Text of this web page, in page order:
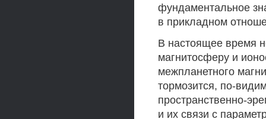
фундаментальное
в прикладном
В настоящее время
магнитосферу и
межпланетного
тормозится, по-
пространственно-
и их связи с